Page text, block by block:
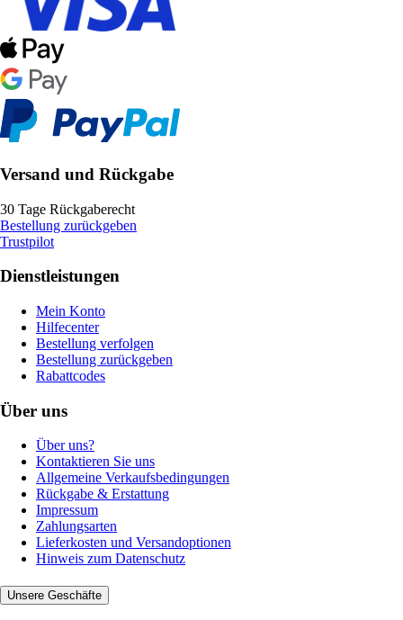
Versand und Rückgabe
30 Tage Rückgaberecht
Bestellung zurückgeben
Trustpilot
Dienstleistungen
Mein Konto
Hilfecenter
Bestellung verfolgen
Bestellung zurückgeben
Rabattcodes
Über uns
Über uns?
Kontaktieren Sie uns
Allgemeine Verkaufsbedingungen
Rückgabe & Erstattung
Impressum
Zahlungsarten
Lieferkosten und Versandoptionen
Hinweis zum Datenschutz
Unsere Geschäfte